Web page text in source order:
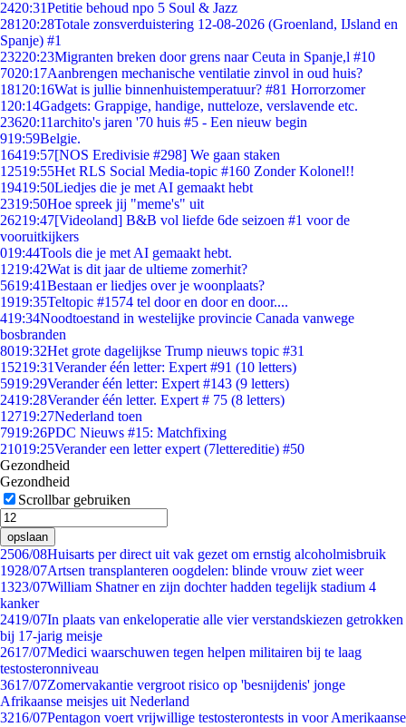
2420:31Petitie behoud npo 5 Soul & Jazz
281 20:28Totale zonsverduistering 12-08-2026 (Groenland, IJsland en
Spanje) #1
23220:23Migranten breken door grens naar Ceuta in Spanje,l #10
7020:17Aanbrengen mechanische ventilatie zinvol in oud huis?
181 20:16Wat is jullie binnenhuistemperatuur? #81 Horrorzomer
1 20:14Gadgets: Grappige, handige, nutteloze, verslavende etc.
23620:11archito's jaren '70 huis #5 - Een nieuw begin
919:59Belgie.
16419:57[NOS Eredivisie #298] We gaan staken
12519:55Het RLS Social Media-topic #160 Zonder Kolonel!!
19419:50Liedjes die je met AI gemaakt hebt
2319:50Hoe spreek jij "meme's" uit
26219:47[Videoland] B&B vol liefde 6de seizoen #1 voor de
vooruitkijkers
019:44Tools die je met AI gemaakt hebt.
1219:42Wat is dit jaar de ultieme zomerhit?
5619:41Bestaan er liedjes over je woonplaats?
1919:35Teltopic #1574 tel door en door en door....
419:34Noodtoestand in westelijke provincie Canada vanwege
bosbranden
8019:32Het grote dagelijkse Trump nieuws topic #31
15219:31Verander één letter: Expert #91 (10 letters)
5919:29Verander één letter: Expert #143 (9 letters)
2419:28Verander één letter. Expert # 75 (8 letters)
12719:27Nederland toen
7919:26PDC Nieuws #15: Matchfixing
21019:25Verander een letter expert (7lettereditie) #50
Gezondheid
Gezondheid
Scrollbar gebruiken
opslaan
2506/08Huisarts per direct uit vak gezet om ernstig alcoholmisbruik
1928/07Artsen transplanteren oogdelen: blinde vrouw ziet weer
1323/07William Shatner en zijn dochter hadden tegelijk stadium 4
kanker
2419/07In plaats van enkeloperatie alle vier verstandskiezen getrokken
bij 17-jarig meisje
2617/07Medici waarschuwen tegen helpen militairen bij te laag
testosteronniveau
3617/07Zomervakantie vergroot risico op 'besnijdenis' jonge
Afrikaanse meisjes uit Nederland
3216/07Pentagon voert vrijwillige testosterontests in voor Amerikaanse